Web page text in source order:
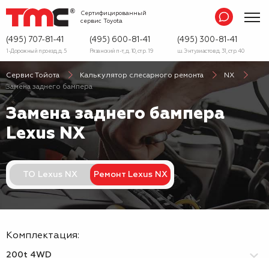
Сертифицированный
сервис Toyota
(495) 707-81-41
1-Дорожный проезд, д. 5
(495) 600-81-41
Рязанский п-т, д. 10, стр. 19
(495) 300-81-41
ш. Энтузиастов д. 31, стр. 40
Сервис Тойота Калькулятор слесарного ремонта
NX
Замена заднего бампера
Замена заднего бампера
Lexus NX
ТО Lexus NX Ремонт Lexus NX
Комплектация: